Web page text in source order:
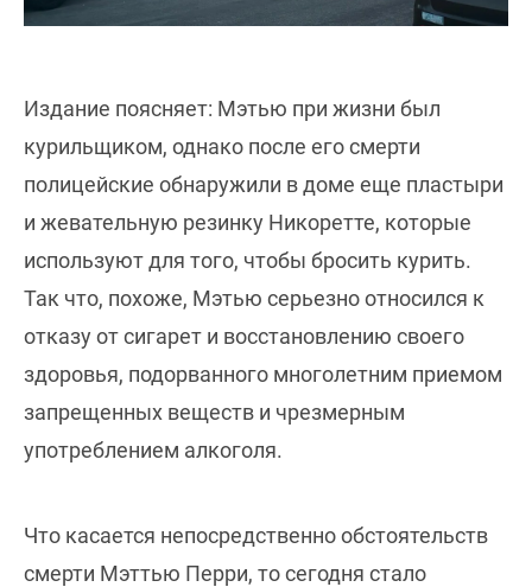
Издание поясняет: Мэтью при жизни был
курильщиком, однако после его смерти
полицейские обнаружили в доме еще пластыри
и жевательную резинку Никоретте, которые
используют для того, чтобы бросить курить.
Так что, похоже, Мэтью серьезно относился к
отказу от сигарет и восстановлению своего
здоровья, подорванного многолетним приемом
запрещенных веществ и чрезмерным
употреблением алкоголя.
Что касается непосредственно обстоятельств
смерти Мэттью Перри, то сегодня стало